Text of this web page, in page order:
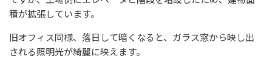
積が拡張しています。
旧オフィス同様、落日して暗くなると、ガラス窓から映し出
される照明光が綺麗に映えます。